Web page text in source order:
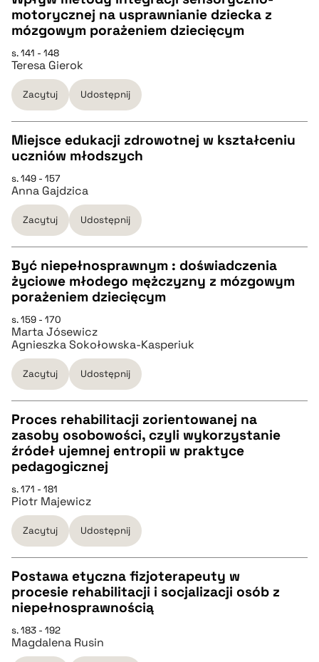
pobierz cytat
CZYSTY TEKST
pobierz cytat
BIBTEX
pobierz cytat
motorycznej na usprawnianie dziecka z
mózgowym porażeniem dziecięcym
s. 141 - 148
Teresa Gierok
Zacytuj Udostępnij
pobierz cytat
BIBTEX
pobierz cytat
Miejsce edukacji zdrowotnej w kształceniu
uczniów młodszych
s. 149 - 157
Anna Gajdzica
Zacytuj Udostępnij
CZYSTY TEKST
pobierz cytat
BIBTEX
pobierz cytat
Być niepełnosprawnym : doświadczenia
życiowe młodego mężczyzny z mózgowym
porażeniem dziecięcym
s. 159 - 170
Marta Jósewicz
Agnieszka Sokołowska-Kasperiuk
Zacytuj Udostępnij
CZYSTY TEKST
pobierz cytat
BIBTEX
pobierz cytat
Proces rehabilitacji zorientowanej na
zasoby osobowości, czyli wykorzystanie
źródeł ujemnej entropii w praktyce
pedagogicznej
s. 171 - 181
Piotr Majewicz
Zacytuj Udostępnij
CZYSTY TEKST
pobierz cytat
Postawa etyczna fizjoterapeuty w
procesie rehabilitacji i socjalizacji osób z
niepełnosprawnością
s. 183 - 192
Magdalena Rusin